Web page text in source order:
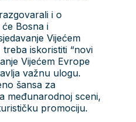
i o
Bosna i
Vijećem
iskoristiti “novi
Vijećem Evrope
važnu ulogu.
šansa za
međunarodnoj sceni,
promociju.